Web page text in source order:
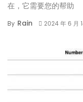
在，它需要您的帮助
By Rain 2024 年 6 月